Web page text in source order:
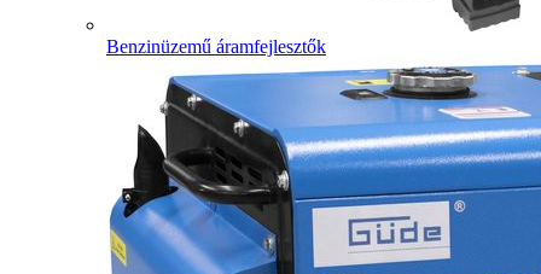
Benzinüzemű áramfejlesztők